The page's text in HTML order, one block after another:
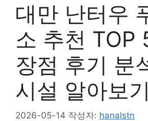
대만 난터우
소 추천 TOP
장점 후기 분
시설 알아보기
2026-05-14 작성자: hanalstn